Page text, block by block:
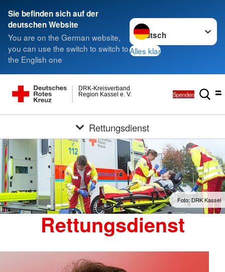
Sie befinden sich auf der
deutschen Website
You are on the German website,
you can use the switch to switch to
the English one
Sprache wechseln zu
Alles klar
Region Kassel e. V.
DRK-Kreisverband
Spenden
Rettungsdienst
Foto: DRK Kassel
Rettungsdienst